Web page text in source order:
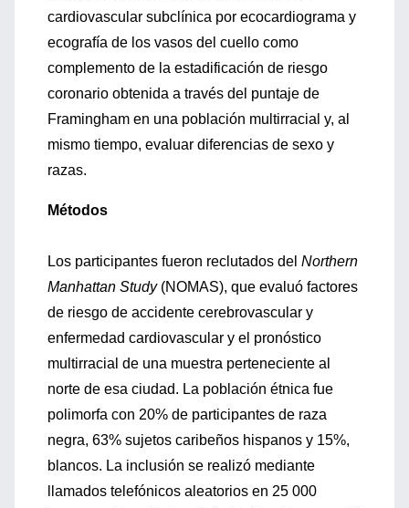
cardiovascular subclínica por ecocardiograma y
ecografía de los vasos del cuello como
complemento de la estadificación de riesgo
coronario obtenida a través del puntaje de
Framingham en una población multirracial y, al
mismo tiempo, evaluar diferencias de sexo y
razas.
Métodos
Los participantes fueron reclutados del Northern
Manhattan Study(NOMAS), que evaluó factores
de riesgo de accidente cerebrovascular y
enfermedad cardiovascular y el pronóstico
multirracial de una muestra perteneciente al
norte de esa ciudad. La población étnica fue
polimorfa con 20% de participantes de raza
negra, 63% sujetos caribeños hispanos y 15%,
blancos. La inclusión se realizó mediante
llamados telefónicos aleatorios en 25 000